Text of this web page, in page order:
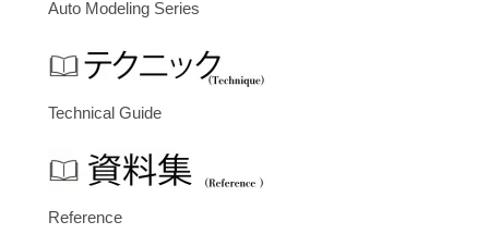
Auto Modeling Series
Technical Guide
Reference